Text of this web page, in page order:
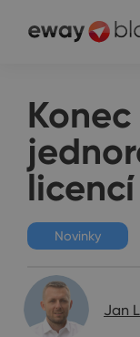
Konec
licencí
Novinky
Jan